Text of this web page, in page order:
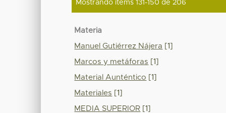
Mostrando ítems 131-150 de 206
Materia
Manuel Gutiérrez Nájera [1]
Marcos y metáforas [1]
Material Aunténtico [1]
Materiales [1]
MEDIA SUPERIOR [1]